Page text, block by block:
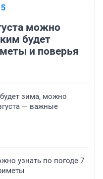
можно
будет
и поверья
зима, можно
— важные
узнать по погоде 7